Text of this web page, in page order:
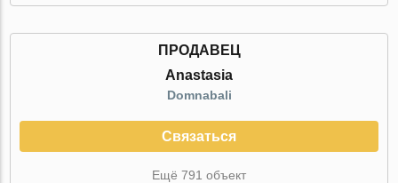
ПРОДАВЕЦ
Anastasia
Domnabali
Связаться
Ещё 791 объект